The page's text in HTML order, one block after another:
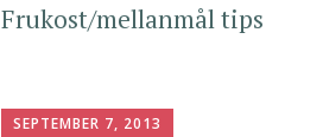
Frukost/mellanmål tips
SEPTEMBER 7, 2013